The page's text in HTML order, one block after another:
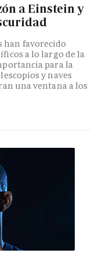
a Einstein y
han favorecido
a lo largo de la
para la
y naves
una ventana a los